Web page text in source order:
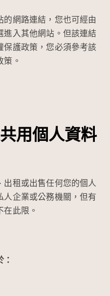
網路連結，您也可經由
進入其他網站。但該連結
保護政策，您必須參考該
。
用個人資料
出租或出售任何您的個人
企業或公務機關，但有
此限。